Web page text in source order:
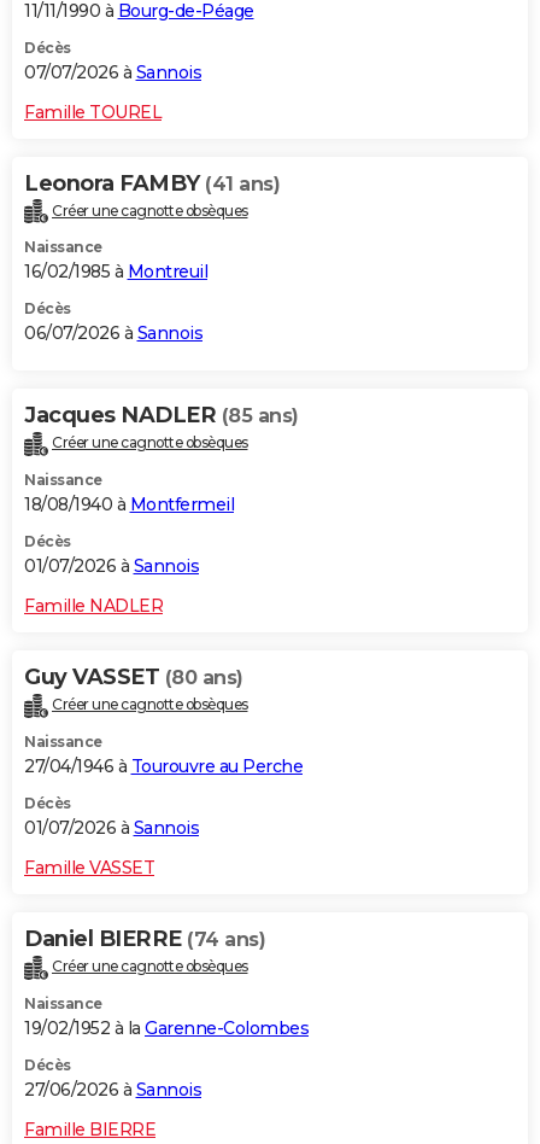
11/11/1990 à Bourg-de-Péage
Décès
07/07/2026 à Sannois
Famille TOUREL
Leonora FAMBY (41 ans)
Créer une cagnotte obsèques
Naissance
16/02/1985 à Montreuil
Décès
06/07/2026 à Sannois
Jacques NADLER (85 ans)
Créer une cagnotte obsèques
Naissance
18/08/1940 à Montfermeil
Décès
01/07/2026 à Sannois
Famille NADLER
Guy VASSET (80 ans)
Créer une cagnotte obsèques
Naissance
27/04/1946 à Tourouvre au Perche
Décès
01/07/2026 à Sannois
Famille VASSET
Daniel BIERRE (74 ans)
Créer une cagnotte obsèques
Naissance
19/02/1952 à la Garenne-Colombes
Décès
27/06/2026 à Sannois
Famille BIERRE